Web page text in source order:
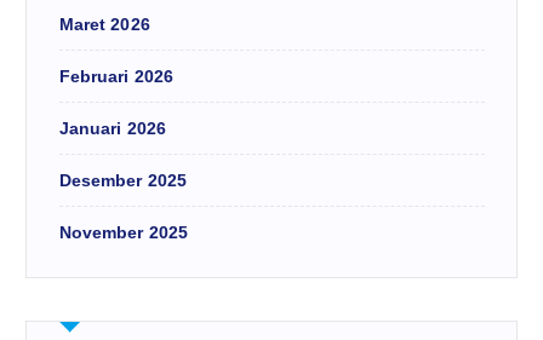
Maret 2026
Februari 2026
Januari 2026
Desember 2025
November 2025